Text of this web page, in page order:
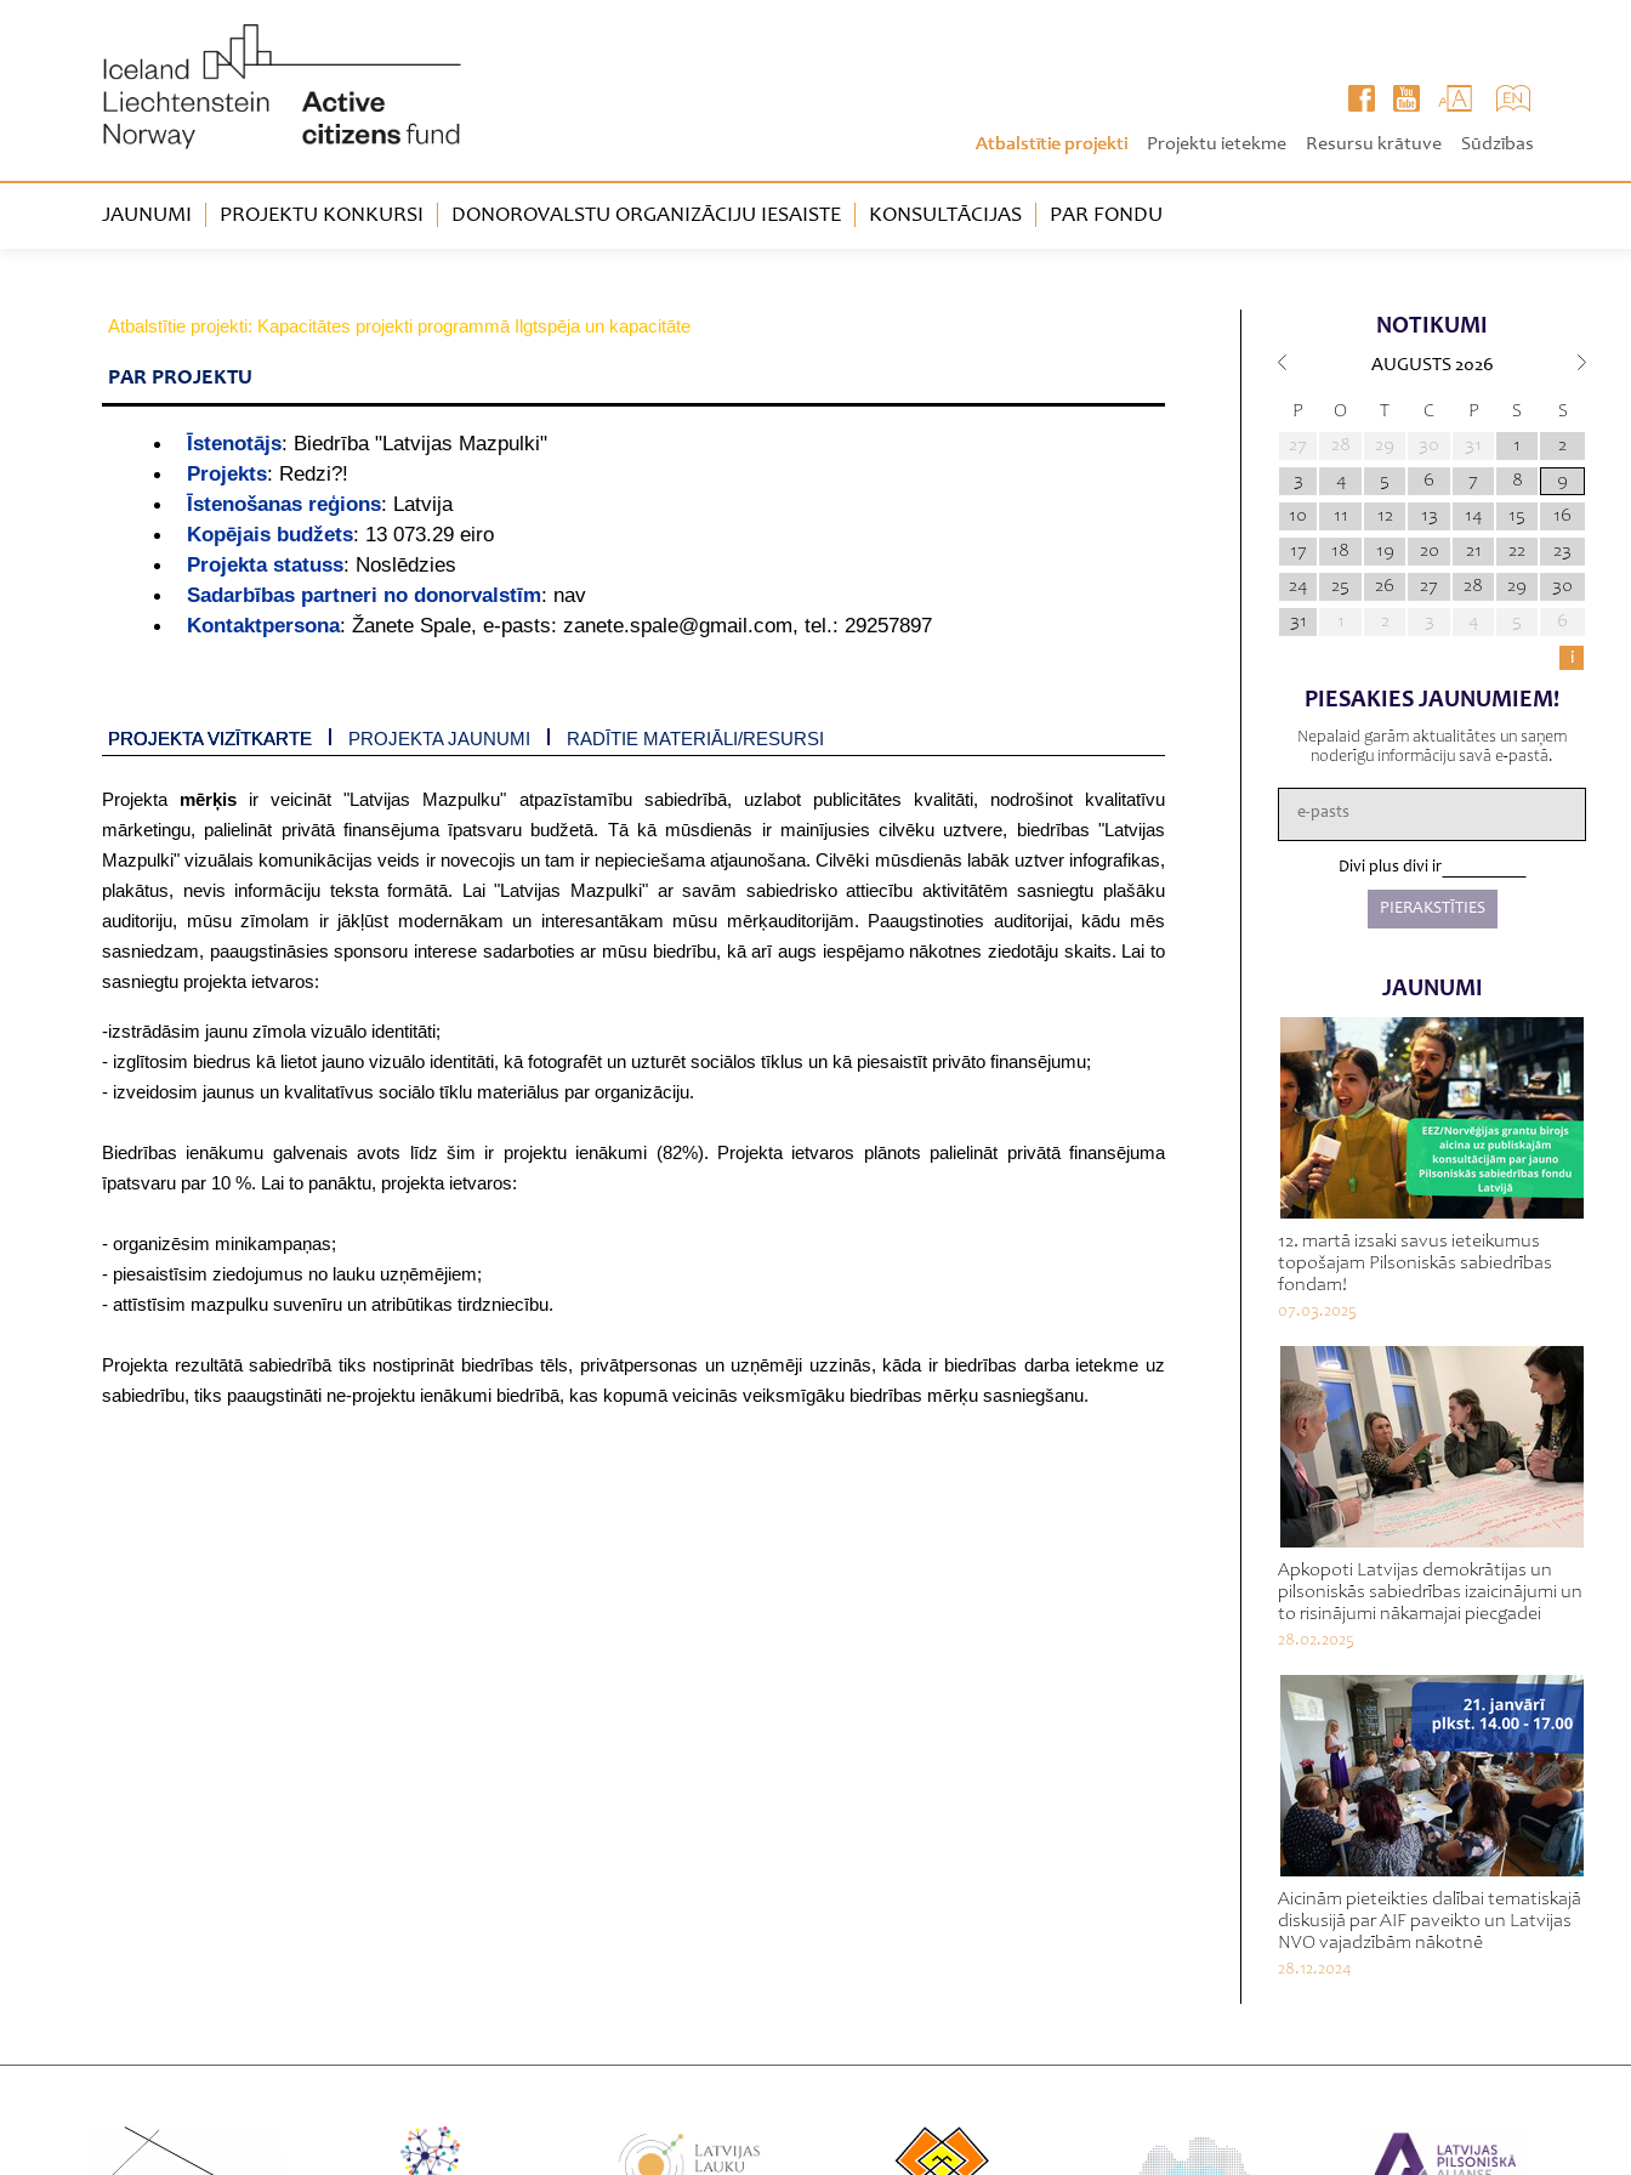
Atbalstītie projekti Projektu ietekme Resursu krātuve Sūdzības
JAUNUMI PROJEKTU KONKURSI DONOROVALSTU ORGANIZĀCIJU IESAISTE KONSULTĀCIJAS PAR FONDU
Atbalstītie projekti: Kapacitātes projekti programmā Ilgtspēja un kapacitāte
PAR PROJEKTU
Īstenotājs: Biedrība "Latvijas Mazpulki"
Projekts: Redzi?!
Īstenošanas reģions: Latvija
Kopējais budžets: 13 073.29 eiro
Projekta statuss: Noslēdzies
Sadarbības partneri no donorvalstīm: nav
Kontaktpersona: Žanete Spale, e-pasts: zanete.spale@gmail.com, tel.: 29257897
PROJEKTA VIZĪTKARTE PROJEKTA JAUNUMI RADĪTIE MATERIĀLI/RESURSI
Projekta mērķis ir veicināt "Latvijas Mazpulku" atpazīstamību sabiedrībā, uzlabot publicitātes kvalitāti, nodrošinot kvalitatīvu
mārketingu, palielināt privātā finansējuma īpatsvaru budžetā. Tā kā mūsdienās ir mainījusies cilvēku uztvere, biedrības "Latvijas
Mazpulki" vizuālais komunikācijas veids ir novecojis un tam ir nepieciešama atjaunošana. Cilvēki mūsdienās labāk uztver infografikas,
plakātus, nevis informāciju teksta formātā. Lai "Latvijas Mazpulki" ar savām sabiedrisko attiecību aktivitātēm sasniegtu plašāku
auditoriju, mūsu zīmolam ir jākļūst modernākam un interesantākam mūsu mērķauditorijām. Paaugstinoties auditorijai, kādu mēs
sasniedzam, paaugstināsies sponsoru interese sadarboties ar mūsu biedrību, kā arī augs iespējamo nākotnes ziedotāju skaits. Lai to
sasniegtu projekta ietvaros:
-izstrādāsim jaunu zīmola vizuālo identitāti;
- izglītosim biedrus kā lietot jauno vizuālo identitāti, kā fotografēt un uzturēt sociālos tīklus un kā piesaistīt privāto finansējumu;
- izveidosim jaunus un kvalitatīvus sociālo tīklu materiālus par organizāciju.
Biedrības ienākumu galvenais avots līdz šim ir projektu ienākumi (82%). Projekta ietvaros plānots palielināt privātā finansējuma
īpatsvaru par 10 %. Lai to panāktu, projekta ietvaros:
- organizēsim minikampaņas;
- piesaistīsim ziedojumus no lauku uzņēmējiem;
- attīstīsim mazpulku suvenīru un atribūtikas tirdzniecību.
Projekta rezultātā sabiedrībā tiks nostiprināt biedrības tēls, privātpersonas un uzņēmēji uzzinās, kāda ir biedrības darba ietekme uz
sabiedrību, tiks paaugstināti ne-projektu ienākumi biedrībā, kas kopumā veicinās veiksmīgāku biedrības mērķu sasniegšanu.
NOTIKUMI
AUGUSTS 2026
P O T C P S
S
27
28 29 30 31 1
2
3
4 5 6 7 8
9
10
11 12 13 14 15
16
17
18 19 20 21 22
23
24
25 26 27 28 29
30
31
1 2 3 4 5
6
i
PIESAKIES JAUNUMIEM!
Nepalaid garām aktualitātes un saņem
noderīgu informāciju savā e-pastā.
Divi plus divi ir
JAUNUMI
12. martā izsaki savus ieteikumus
topošajam Pilsoniskās sabiedrības
fondam!
07.03.2025
Apkopoti Latvijas demokrātijas un
pilsoniskās sabiedrības izaicinājumi un
to risinājumi nākamajai piecgadei
28.02.2025
Aicinām pieteikties dalībai tematiskajā
diskusijā par AIF paveikto un Latvijas
NVO vajadzībām nākotnē
28.12.2024